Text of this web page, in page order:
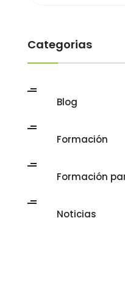
Categorias
Blog
Formación
Formación
Noticias